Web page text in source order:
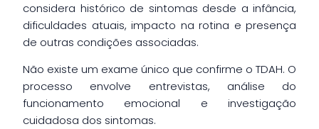
considera histórico de sintomas desde a infância,
dificuldades atuais, impacto na rotina e presença
de outras condições associadas.
Não existe um exame único que confirme o TDAH. O
processo envolve entrevistas, análise do
funcionamento emocional e investigação
cuidadosa dos sintomas.